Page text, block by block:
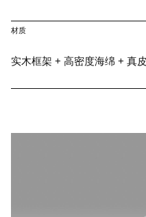
材质
实木框架 + 高密度海绵 + 真